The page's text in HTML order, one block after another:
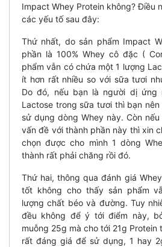
Impact Whey Protein không? Điều
các yếu tố sau đây:
Thứ nhất, do sản phẩm Impact
phần là 100% Whey cô đặc (
phẩm vẫn có chứa một 1 lượng
ít hơn rất nhiều so với sữa tươi
Do đó, nếu bạn là người dị ứng
Lactose trong sữa tươi thì bạn
sử dụng dòng Whey này. Còn
vấn đề với thành phần này thì xin
chọn được cho mình 1 dòng
thành rất phải chăng rồi đó.
Thứ hai, thông qua đánh giá
tốt không cho thấy sản phẩm
lượng chất béo và đường. Tuy
đều không để ý tới điểm này,
muỗng 25g mà cho tới 21g Protein
rất đáng giá để sử dụng, 1 hay